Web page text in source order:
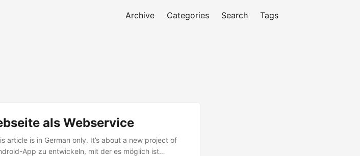
Archive Categories Search Tags
als Webservice
article is in German only. It’s about a new project of
App zu entwickeln, mit der es möglich ist